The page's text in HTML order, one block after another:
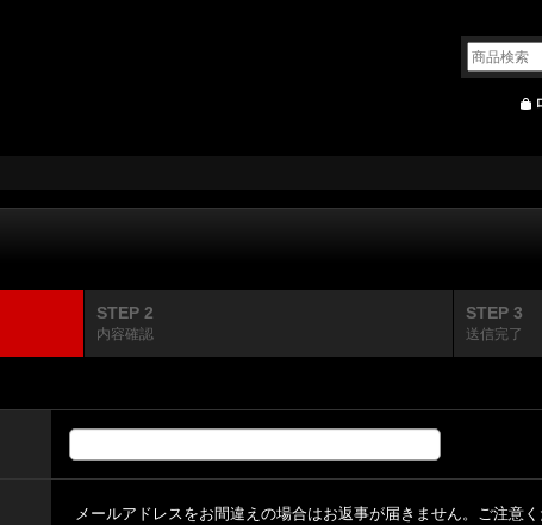
STEP 2
内容確認
STEP 3
送信完了
メールアドレスをお間違えの場合はお返事が届きません。ご注意く